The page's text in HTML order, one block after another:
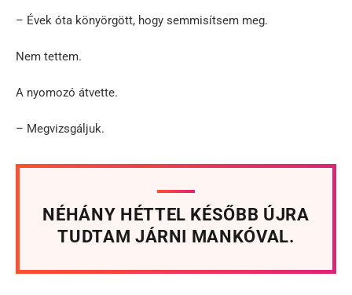
– Évek óta könyörgött, hogy semmisítsem meg.
Nem tettem.
A nyomozó átvette.
– Megvizsgáljuk.
NÉHÁNY HÉTTEL KÉSŐBB ÚJRA
TUDTAM JÁRNI MANKÓVAL.